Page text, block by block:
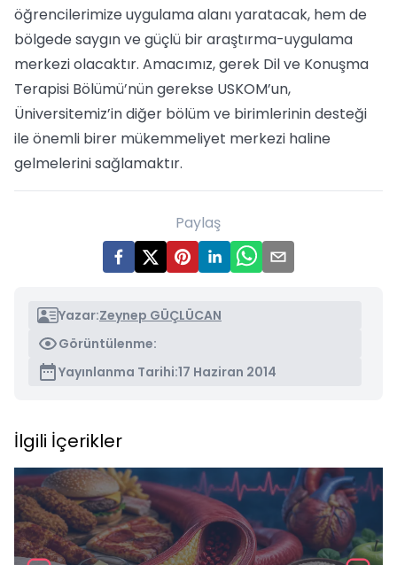
öğrencilerimize uygulama alanı yaratacak, hem de
bölgede saygın ve güçlü bir araştırma-uygulama
merkezi olacaktır. Amacımız, gerek Dil ve Konuşma
Terapisi Bölümü’nün gerekse USKOM’un,
Üniversitemiz’in diğer bölüm ve birimlerinin desteği
ile önemli birer mükemmeliyet merkezi haline
gelmelerini sağlamaktır.
Paylaş
Yazar:Zeynep GÜÇLÜCAN
Görüntülenme:
Yayınlanma Tarihi:17 Haziran 2014
İlgili İçerikler